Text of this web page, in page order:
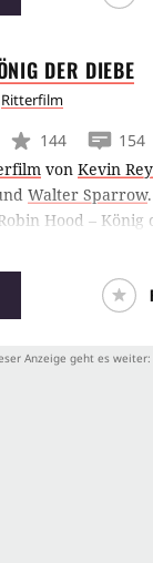
DER DIEBE
Ritterfilm
144
154
von Kevin
Walter Sparrow.
Hood – König
Volkes mächtig ein.